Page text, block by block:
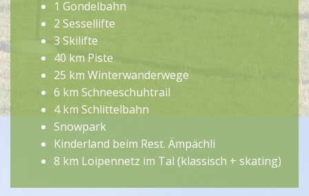
1 Gondelbahn
2 Sessellifte
3 Skilifte
40 km Piste
25 km Winterwanderwege
6 km Schneeschuhtrail
4 km Schlittelbahn
Snowpark
Kinderland beim Rest. Ämpächli
8 km Loipennetz im Tal (klassisch + skating)